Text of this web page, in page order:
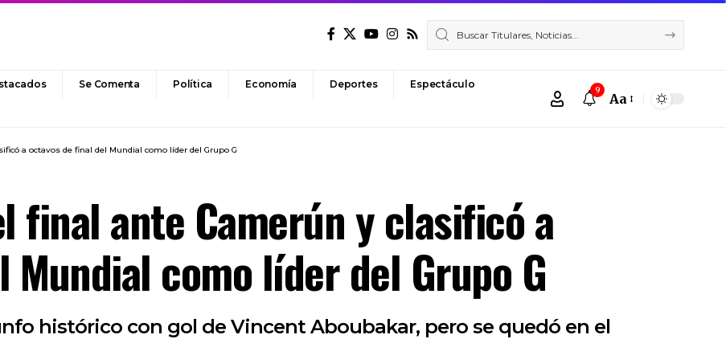
Se Comenta Política Economía Deportes Espectáculo 9
Font
Aa
a octavos de final del Mundial como líder del Grupo G
final ante Camerún y clasificó a
como líder del Grupo G
histórico con gol de Vincent Aboubakar, pero se quedó en el